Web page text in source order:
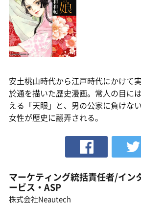
安土桃山時代から江戸時代にかけて
於通を描いた歴史漫画。常人の目に
える「天眼」と、男の公家に負けな
女性が歴史に翻弄される。
マーケティング統括責任者/イン
ービス・ASP
株式会社Neautech